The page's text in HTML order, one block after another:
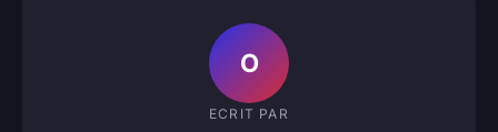
O
ECRIT PAR